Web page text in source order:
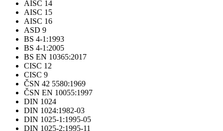
AISC 14
AISC 15
AISC 16
ASD 9
BS 4-1:1993
BS 4-1:2005
BS EN 10365:2017
CISC 12
CISC 9
ČSN 42 5580:1969
ČSN EN 10055:1997
DIN 1024
DIN 1024:1982-03
DIN 1025-1:1995-05
DIN 1025-2:1995-11